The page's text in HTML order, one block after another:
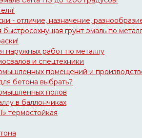
- отличие, назначение,
быстросохнущая грунт-эмаль по
наружных работ по металлу
и спецтехники
помещений и
бетона выбрать?
полов
в баллончиках
термостойкая